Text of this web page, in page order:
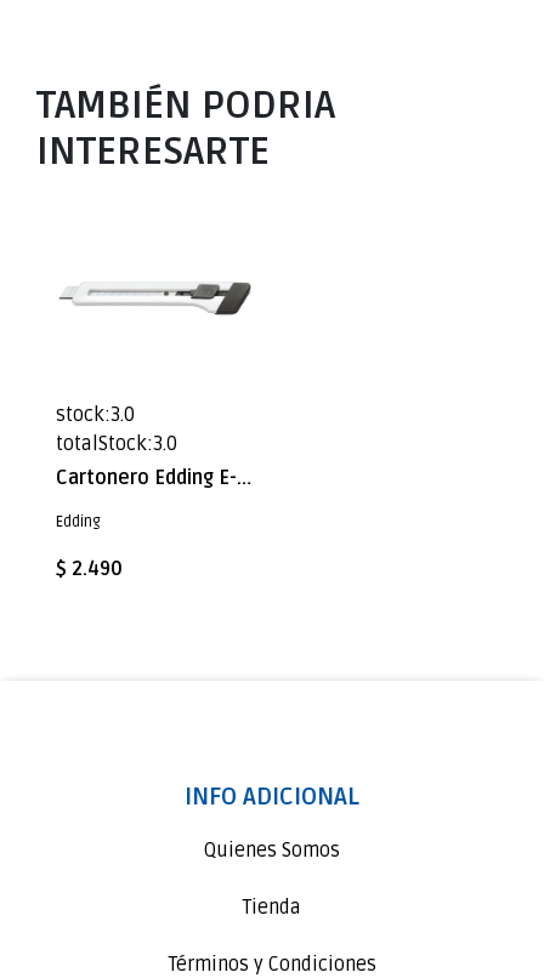
TAMBIÉN PODRIA
INTERESARTE
stock:3.0
totalStock:3.0
Cartonero Edding E-M 9 Blanco
Edding
$ 2.490
INFO ADICIONAL
Quienes Somos
Tienda
Términos y Condiciones